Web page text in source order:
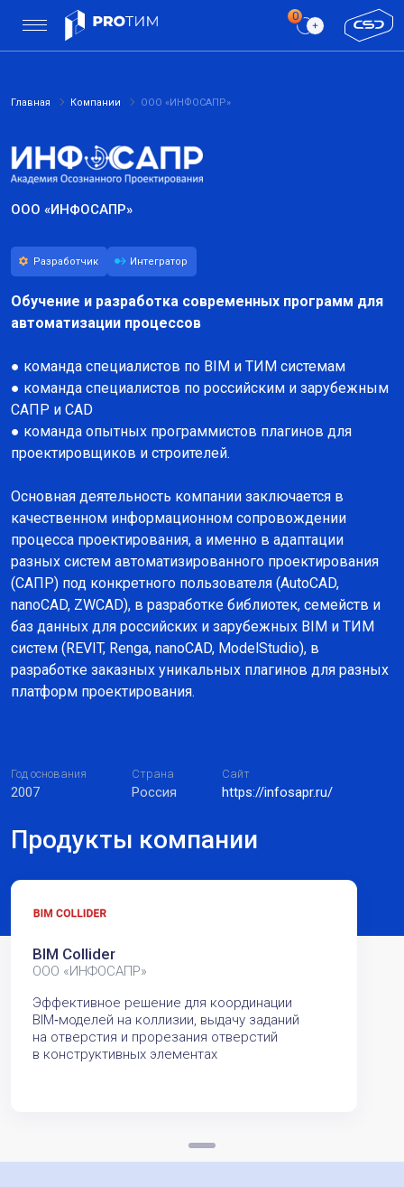
Главная Компании ООО «ИНФОСАПР»
ООО «ИНФОСАПР»
Разработчик Интегратор
Обучение и разработка современных программ для
автоматизации процессов
● команда специалистов по BIM и ТИМ системам
● команда специалистов по российским и зарубежным
САПР и CAD
● команда опытных программистов плагинов для
проектировщиков и строителей.
Основная деятельность компании заключается в
качественном информационном сопровождении
процесса проектирования, а именно в адаптации
разных систем автоматизированного проектирования
(САПР) под конкретного пользователя (AutoCAD,
nanoCAD, ZWCAD), в разработке библиотек, семейств и
баз данных для российских и зарубежных BIM и ТИМ
систем (REVIT, Renga, nanoCAD, ModelStudio), в
разработке заказных уникальных плагинов для разных
платформ проектирования.
Год основания
2007
Страна
Россия
Сайт
https://infosapr.ru/
Продукты компании
BIM Collider
ООО «ИНФОСАПР»
Эффективное решение для координации
BIM‑моделей на коллизии, выдачу заданий
на отверстия и прорезания отверстий
в конструктивных элементах